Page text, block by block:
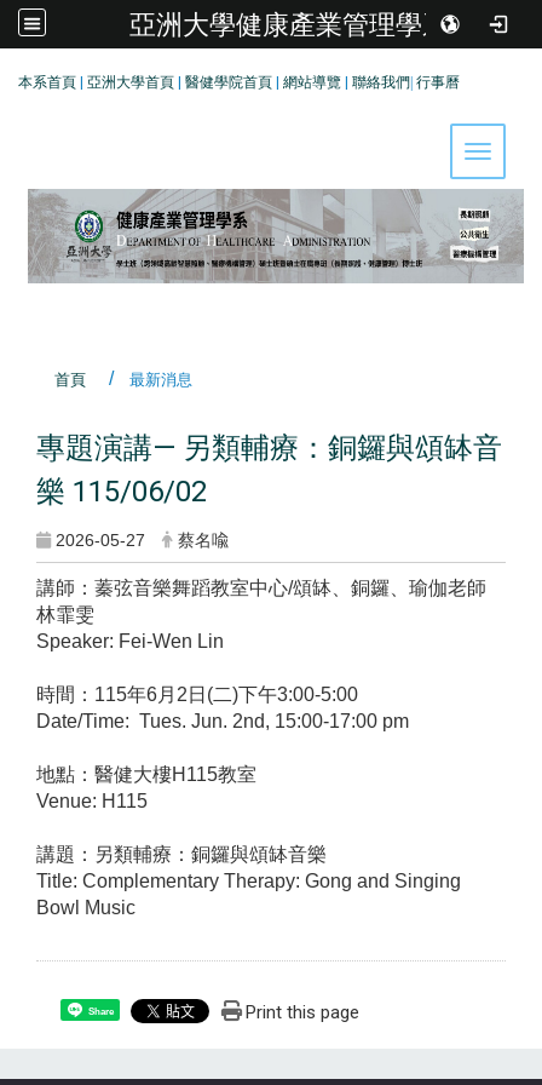
亞洲大學健康產業管理學系
本系首頁 亞洲大學首頁 醫健學院首頁 網站導覽 聯絡我們 行事曆
Toggle
首頁 最新消息
專題演講— 另類輔療：銅鑼與頌缽音
樂 115/06/02
2026-05-27 蔡名喩
講師：蓁弦音樂舞蹈教室中心/頌缽、銅鑼、瑜伽老師
林霏雯
Speaker: Fei-Wen Lin
時間：115年6月2日(二)下午3:00-5:00
Date/Time: Tues. Jun. 2nd, 15:00-17:00 pm
地點：醫健大樓H115教室
Venue: H115
講題：另類輔療：銅鑼與頌缽音樂
Title: Complementary Therapy: Gong and Singing
Bowl Music
Share Print this page